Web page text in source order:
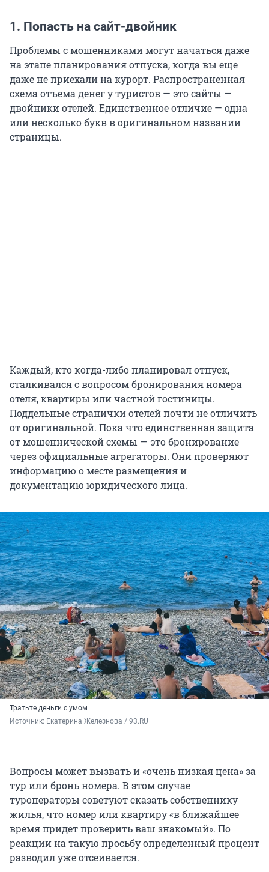
1. Попасть на сайт-двойник
Проблемы с мошенниками могут начаться даже
на этапе планирования отпуска, когда вы еще
даже не приехали на курорт. Распространенная
схема отъема денег у туристов — это сайты —
двойники отелей. Единственное отличие — одна
или несколько букв в оригинальном названии
страницы.
Каждый, кто когда-либо планировал отпуск,
сталкивался с вопросом бронирования номера
отеля, квартиры или частной гостиницы.
Поддельные странички отелей почти не отличить
от оригинальной. Пока что единственная защита
от мошеннической схемы — это бронирование
через официальные агрегаторы. Они проверяют
информацию о месте размещения и
документацию юридического лица.
Тратьте деньги с умом
Источник: Екатерина Железнова / 93.RU
Вопросы может вызвать и «очень низкая цена» за
тур или бронь номера. В этом случае
туроператоры советуют сказать собственнику
жилья, что номер или квартиру «в ближайшее
время придет проверить ваш знакомый». По
реакции на такую просьбу определенный процент
разводил уже отсеивается.